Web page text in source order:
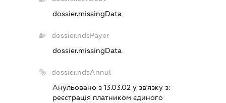
dossier.missingData
dossier.ndsPayer
dossier.missingData
dossier.ndsAnnul
Анульовано з 13.03.02 у зв'язку з:
реєстрацiя платником єдиного